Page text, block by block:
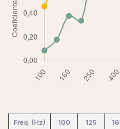
Freq. (Hz) 100 125